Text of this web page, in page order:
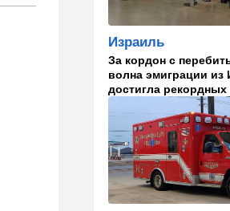
спортсмена
Трампу с
просьбой
07:20 Ближний
иранской
Израиль
За кордон с
волна эмиграции из
достигла